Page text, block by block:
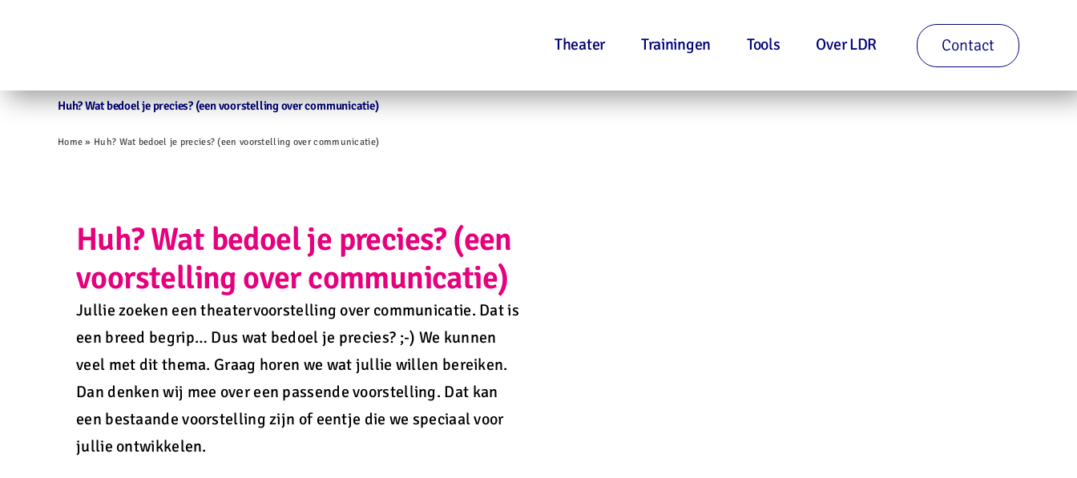
Theater Trainingen Tools Over LDR Contact
Huh? Wat bedoel je precies? (een voorstelling over communicatie)
Home » Huh? Wat bedoel je precies? (een voorstelling over communicatie)
Huh? Wat bedoel je precies? (een
voorstelling over communicatie)
Jullie zoeken een theatervoorstelling over communicatie. Dat is
een breed begrip… Dus wat bedoel je precies? ;-) We kunnen
veel met dit thema. Graag horen we wat jullie willen bereiken.
Dan denken wij mee over een passende voorstelling. Dat kan
een bestaande voorstelling zijn of eentje die we speciaal voor
jullie ontwikkelen.